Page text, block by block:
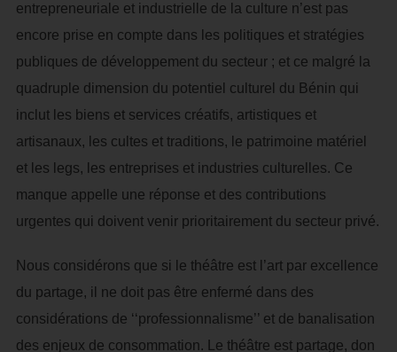
entrepreneuriale et industrielle de la culture n’est pas
encore prise en compte dans les politiques et stratégies
publiques de développement du secteur ; et ce malgré la
quadruple dimension du potentiel culturel du Bénin qui
inclut les biens et services créatifs, artistiques et
artisanaux, les cultes et traditions, le patrimoine matériel
et les legs, les entreprises et industries culturelles. Ce
manque appelle une réponse et des contributions
urgentes qui doivent venir prioritairement du secteur privé.
Nous considérons que si le théâtre est l’art par excellence
du partage, il ne doit pas être enfermé dans des
considérations de ‘‘professionnalisme’’ et de banalisation
des enjeux de consommation. Le théâtre est partage, don